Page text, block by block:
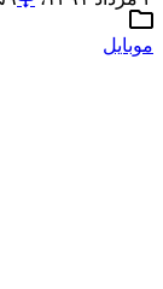
موبایل